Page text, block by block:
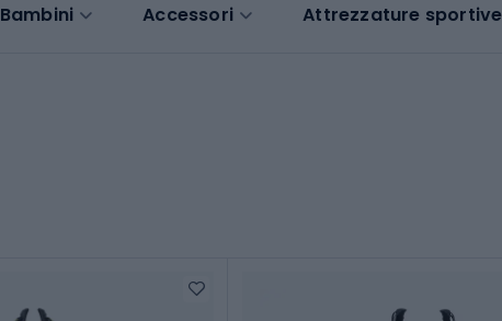
Bambini Accessori Attrezzature sportive